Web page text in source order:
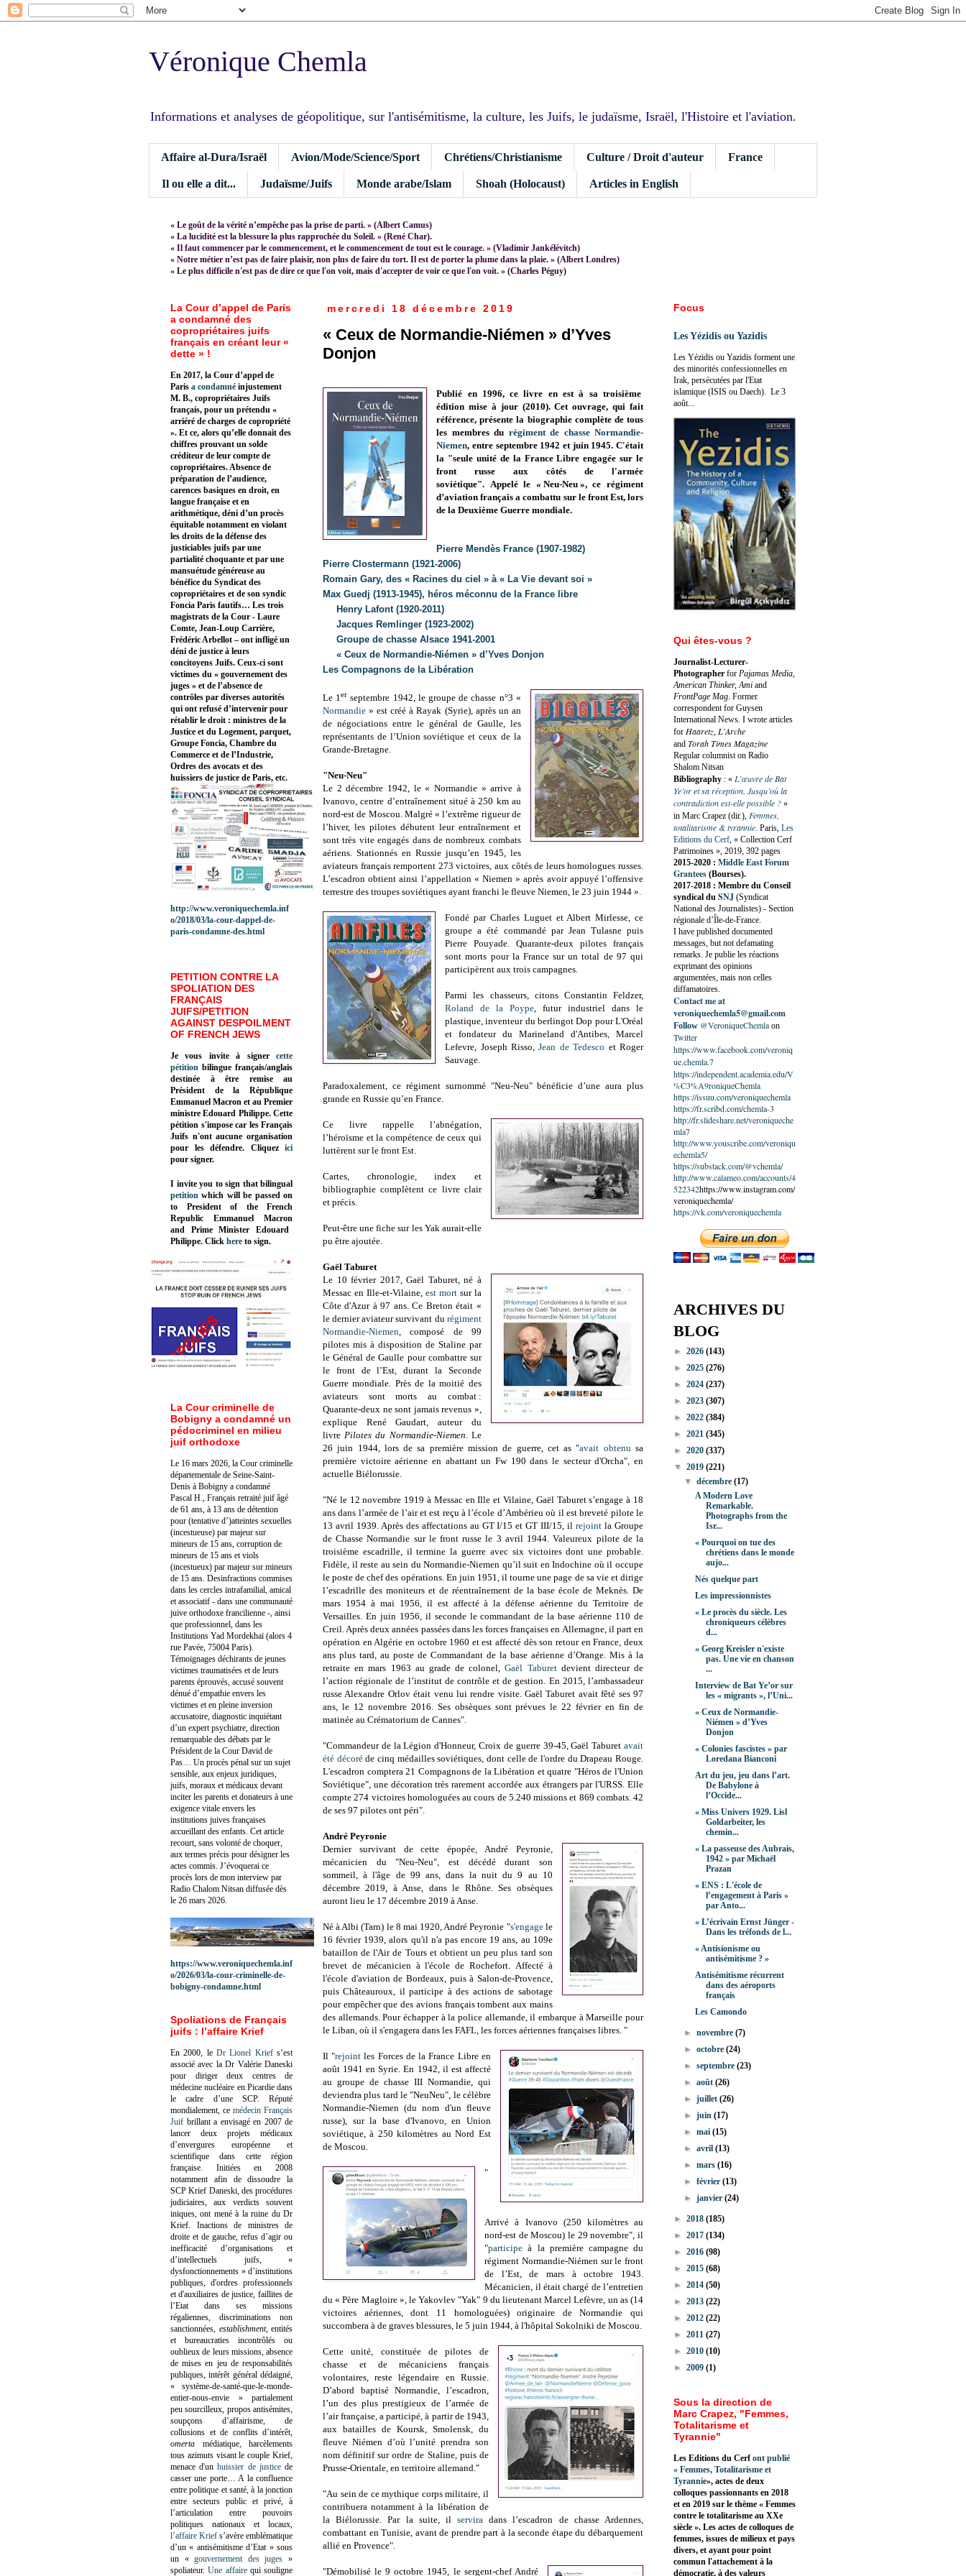
Véronique Chemla
Informations et analyses de géopolitique, sur l'antisémitisme, la culture, les Juifs, le judaïsme, Israël, l'Histoire et l'aviation.
Affaire al-Dura/Israël Avion/Mode/Science/Sport Chrétiens/Christianisme Culture / Droit d'auteur France
Il ou elle a dit... Judaïsme/Juifs Monde arabe/Islam Shoah (Holocaust) Articles in English
« Le goût de la vérité n’empêche pas la prise de parti. » (Albert Camus)
« La lucidité est la blessure la plus rapprochée du Soleil. » (René Char).
« Il faut commencer par le commencement, et le commencement de tout est le courage. » (Vladimir Jankélévitch)
« Notre métier n’est pas de faire plaisir, non plus de faire du tort. Il est de porter la plume dans la plaie. » (Albert Londres)
« Le plus difficile n'est pas de dire ce que l'on voit, mais d'accepter de voir ce que l'on voit. » (Charles Péguy)
mercredi 18 décembre 2019
« Ceux de Normandie-Niémen » d’Yves
Donjon
Publié en 1996, ce livre en est à sa troisième
édition mise à jour (2010). Cet ouvrage, qui fait
référence, présente la biographie complète de tous
les membres du régiment de chasse Normandie-
Niemen, entre septembre 1942 et juin 1945. C'était
la "seule unité de la France Libre engagée sur le
front russe aux côtés de l'armée
soviétique". Appelé le « Neu-Neu », ce régiment
d’aviation français a combattu sur le front Est, lors
de la Deuxième Guerre mondiale.
Pierre Mendès France (1907-1982)
Pierre Clostermann (1921-2006)
Romain Gary, des « Racines du ciel » à « La Vie devant soi »
Max Guedj (1913-1945), héros méconnu de la France libre
Henry Lafont (1920-2011)
Jacques Remlinger (1923-2002)
Groupe de chasse Alsace 1941-2001
« Ceux de Normandie-Niémen » d’Yves Donjon
Les Compagnons de la Libération
Le 1er septembre 1942, le groupe de chasse n°3 «
Normandie » est créé à Rayak (Syrie), après un an
de négociations entre le général de Gaulle, les
représentants de l’Union soviétique et ceux de la
Grande-Bretagne.
"Neu-Neu"
Le 2 décembre 1942, le « Normandie » arrive à
Ivanovo, centre d’entraînement situé à250 kmau
nord-est de Moscou. Malgré « l’extrême rigueur de
l’hiver, les pilotes débutent leur entraînement et
sont très vite engagés dans de nombreux combats
aériens. Stationnés en Russie jusqu’en 1945, les
aviateurs français remportent 273 victoires, aux côtés de leurs homologues russes.
L’escadron obtient ainsi l’appellation « Niemen » après avoir appuyé l’offensive
terrestre des troupes soviétiques ayant franchi le fleuve Niemen, le 23 juin 1944 ».
Fondé par Charles Luguet et Albert Mirlesse, ce
groupe a été commandé par Jean Tulasne puis
Pierre Pouyade. Quarante-deux pilotes français
sont morts pour la France sur un total de 97 qui
participèrent aux trois campagnes.
Parmi les chasseurs, citons Constantin Feldzer,
Roland de la Poype, futur industriel dans le
plastique, inventeur du berlingot Dop pour L'Oréal
et fondateur du Marineland d'Antibes, Marcel
Lefevre, Joseph Risso,Jean de Tedesco et Roger
Sauvage.
Paradoxalement, ce régiment surnommé "Neu-Neu" bénéficie d’une aura plus
grande en Russie qu’en France.
Ce livre rappelle l’abnégation,
l’héroïsme et la compétence de ceux qui
luttèrent sur le front Est.
Cartes, chronologie, index et
bibliographie complètent ce livre clair
et précis.
Peut-être une fiche sur les Yak aurait-elle
pu être ajoutée.
Gaël Taburet
Le 10 février 2017,Gaël Taburet, né à
Messac en Ille-et-Vilaine, est mortsur la
Côte d'Azur à 97 ans. Ce Breton était «
le dernier aviateur survivant du régiment
Normandie-Niemen, composé de 99
pilotes mis à disposition de Staline par
le Général de Gaulle pour combattre sur
le front de l’Est, durant la Seconde
Guerre mondiale. Près de la moitié des
aviateurs sont morts au combat :
Quarante-deux ne sont jamais revenus »,
explique René Gaudart, auteur du
livrePilotes du Normandie-Niemen. Le
26 juin 1944, lors de sa première mission de guerre, cet as "avait obtenusa
première victoire aérienne en abattant un Fw 190 dans le secteur d'Orcha", en
actuelle Biélorussie.
"Né le 12 novembre 1919 à Messac en Ille et Vilaine, Gaël Taburet s’engage à 18
ans dans l’armée de l’air et est reçu à l’école d’Ambérieu où il est breveté pilote le
13 avril 1939. Après des affectations au GT I/15 et GT III/15, ilrejoint la Groupe
de Chasse Normandie sur le front russe le 3 avril 1944. Valeureux pilote de la
troisième escadrille, il termine la guerre avec six victoires dont une probable.
Fidèle, il reste au sein du Normandie-Niemen qu’il suit en Indochine où il occupe
le poste de chef des opérations. En juin 1951, il tourne une page de sa vie et dirige
l’escadrille des moniteurs et de réentraînement de la base école de Meknès. De
mars 1954 à mai 1956, il est affecté à la défense aérienne du Territoire de
Versailles. En juin 1956, il seconde le commandant de la base aérienne 110 de
Creil. Après deux années passées dans les forces françaises en Allemagne, il part en
opération en Algérie en octobre 1960 et est affecté dès son retour en France, deux
ans plus tard, au poste de Commandant de la base aérienne d’Orange. Mis à la
retraite en mars 1963 au grade de colonel,Gaël Taburetdevient directeur de
l’action régionale de l’institut de contrôle et de gestion. En 2015, l’ambassadeur
russe Alexandre Orlov était venu lui rendre visite. Gaël Taburet avait fêté ses 97
ans, le 12 novembre 2016. Ses obsèques sont prévues le 22 février en fin de
matinée au Crématorium de Cannes".
"Commandeur de la Légion d'Honneur, Croix de guerre 39-45, Gaël Taburet avait
été décoréde cinq médailles soviétiques, dont celle de l'ordre du Drapeau Rouge.
L'escadron comptera 21 Compagnons de la Libération et quatre "Héros de l'Union
Soviétique", une décoration très rarement accordée aux étrangers par l'URSS. Elle
compte 274 victoires homologuées au cours de 5.240 missions et 869 combats. 42
de ses 97 pilotes ont péri".
André Peyronie
Dernier survivant de cette épopée, André Peyronie,
mécanicien du "Neu-Neu", est décédédurant son
sommeil, à l'âge de 99 ans, dans la nuit du 9 au 10
décembre 2019, à Anse, dans le Rhône. Ses obsèques
auront lieu le 17 décembre 2019 à Anse.
Né à Albi (Tarn) le 8 mai 1920, André Peyronie "s'engagele
16 février 1939, alors qu'il n'a pas encore 19 ans, au 109e
bataillon de l'Air de Tours et obtient un peu plus tard son
brevet de mécanicien à l'école de Rochefort. Affecté à
l'école d'aviation de Bordeaux, puis à Salon-de-Provence,
puis Châteauroux, il participe à des actions de sabotage
pour empêcher que des avions français tombent aux mains
des allemands. Pour échapper à la police allemande, il embarque à Marseille pour
le Liban, où il s'engagera dans les FAFL, les forces aériennes françaises libres. "
Il "rejoint les Forces de la France Libre en
août 1941 en Syrie.En 1942, il est affecté
au groupe de chasse III Normandie, qui
deviendra plus tard le "NeuNeu", le célèbre
Normandie-Niemen (du nom d'un fleuve
russe), sur la base d'Ivanovo, en Union
soviétique, à 250 kilomètres au Nord Est
de Moscou.
"
Arrivé à Ivanovo (250 kilomètres au
nord-est de Moscou) le 29 novembre", il
"participe à la première campagne du
régiment Normandie-Niémen sur le front
de l’Est, de mars à octobre 1943.
Mécanicien, il était chargé de l’entretien
du« Père Magloire », le Yakovlev "Yak" 9 du lieutenant Marcel Lefèvre, un as(14
victoires aériennes, dont 11 homologuées)originaire de Normandie qui
succombera à de graves blessures, le 5 juin 1944, à l'hôpital Sokolniki de Moscou.
Cette unité, constituée de pilotes de
chasse et de mécaniciens français
volontaires, reste légendaire en Russie.
D’abord baptisé Normandie, l’escadron,
l’un des plus prestigieux de l’armée de
l’air française, a participé, à partir de 1943,
aux batailles de Koursk, Smolensk, du
fleuve Niémen d’où l’unité prendra son
nom définitif sur ordre de Staline, puis de
Prusse-Orientale, en territoire allemand."
"Au sein de ce mythique corps militaire, il
contribuera notamment à la libération de
la Biélorussie. Par la suite, ilservira dans l’escadron de chasse Ardennes,
combattant en Tunisie, avant de prendre part à la seconde étape du débarquement
allié en Provence".
"Démobilisé le 9 octobre 1945, le sergent-chef André
La Cour d’appel de Paris
a condamné des
copropriétaires juifs
français en créant leur «
dette » !
En 2017, la Cour d’appel de
Paris a condamné injustement
M. B., copropriétaires Juifs
français, pour un prétendu «
arriéré de charges de copropriété
». Et ce, alors qu’elle donnait des
chiffres prouvant un solde
créditeur de leur compte de
copropriétaires. Absence de
préparation de l’audience,
carences basiques en droit, en
langue française et en
arithmétique, déni d’un procès
équitable notamment en violant
les droits de la défense des
justiciables juifs par une
partialité choquante et par une
mansuétude généreuse au
bénéfice du Syndicat des
copropriétaires et de son syndic
Foncia Paris fautifs… Les trois
magistrats de la Cour - Laure
Comte, Jean-Loup Carrière,
Frédéric Arbellot – ont infligé un
déni de justice à leurs
concitoyens Juifs. Ceux-ci sont
victimes du « gouvernement des
juges » et de l’absence de
contrôles par diverses autorités
qui ont refusé d’intervenir pour
rétablir le droit : ministres de la
Justice et du Logement, parquet,
Groupe Foncia, Chambre du
Commerce et de l’Industrie,
Ordres des avocats et des
huissiers de justice de Paris, etc.
http://www.veroniquechemla.inf
o/2018/03/la-cour-dappel-de-
paris-condamne-des.html
PETITION CONTRE LA
SPOLIATION DES
FRANÇAIS
JUIFS/PETITION
AGAINST DESPOILMENT
OF FRENCH JEWS
Je vous invite à signer cette
pétition bilingue français/anglais
destinée à être remise au
Président de la République
Emmanuel Macron et au Premier
ministre Edouard Philippe. Cette
pétition s'impose car les Français
Juifs n'ont aucune organisation
pour les défendre. Cliquez
ici
pour signer.
I invite you to sign that bilingual
petition which will be passed on
to President of the French
Republic Emmanuel Macron
and Prime Minister Edouard
Philippe. Click here to sign.
La Cour criminelle de
Bobigny a condamné un
pédocriminel en milieu
juif orthodoxe
Le 16 mars 2026, la Cour criminelle
départementale de Seine-Saint-
Denis à Bobigny a condamné
Pascal H., Français retraité juif âgé
de 61 ans, à 13 ans de détention
pour (tentative d’)atteintes sexuelles
(incestueuse) par majeur sur
mineurs de 15 ans, corruption de
mineurs de 15 ans et viols
(incestueux) par majeur sur mineurs
de 15 ans. Desinfractions commises
dans les cercles intrafamilial, amical
et associatif - dans une communauté
juive orthodoxe francilienne -, ainsi
que professionnel, dans les
Institutions Yad Mordekhaï (alors 4
rue Pavée, 75004 Paris).
Témoignages déchirants de jeunes
victimes traumatisées et de leurs
parents éprouvés, accusé souvent
dénué d’empathie envers les
victimes et en pleine inversion
accusatoire, diagnostic inquiétant
d’un expert psychiatre, direction
remarquable des débats par le
Président de la Cour David de
Pas… Un procès pénal sur un sujet
sensible, aux enjeux juridiques,
juifs, moraux et médicaux devant
inciter les parents et donateurs à une
exigence vitale envers les
institutions juives françaises
accueillant des enfants. Cet article
recourt, sans volonté de choquer,
aux termes précis pour désigner les
actes commis. J’évoquerai ce
procès lors de mon interview par
Radio Chalom Nitsan diffusée dès
le 26 mars 2026.
https://www.veroniquechemla.inf
o/2026/03/la-cour-criminelle-de-
bobigny-condamne.html
Spoliations de Français
juifs : l’affaire Krief
En 2000, le Dr Lionel Kriefs’est
associé avec la Dr Valérie Daneski
pour diriger deux centres de
médecine nucléaire en Picardie dans
le cadre d’une SCP. Réputé
mondialement, ce médecin Français
Juif brillant a envisagé en 2007 de
lancer deux projets médicaux
d’envergures européenne et
scientifique dans cette région
française. Initiées en 2008
notamment afin de dissoudre la
SCP Krief Daneski, des procédures
judiciaires, aux verdicts souvent
iniques, ont mené à la ruine du Dr
Krief. Inactions de ministres de
droite et de gauche, refus d’agir ou
inefficacité d’organisations et
d’intellectuels juifs, «
dysfonctionnements » d’institutions
publiques, d'ordres professionnels
et d'auxiliaires de justice, faillites de
l’Etat dans ses missions
régaliennes, discriminations non
sanctionnées, establishment, entités
et bureaucraties incontrôlés ou
oublieux de leurs missions, absence
de mises en jeu de responsabilités
publiques, intérêt général dédaigné,
« système-de-santé-que-le-monde-
entier-nous-envie » partialement
peu sourcilleux, propos antisémites,
soupçons d’affairisme, de
collusions et de conflits d’intérêt,
omerta médiatique, harcèlements
tous azimuts visant le couple Krief,
menace d'unhuissier de justicede
casser une porte… A la confluence
entre politique et santé, à la jonction
entre secteurs public et privé, à
l’articulation entre pouvoirs
politiques nationaux et locaux,
l’affaire Krief s’avère emblématique
d’un « antisémitisme d’Etat » sous
un «gouvernement des juges »
spoliateur.Une affairequi souligne
Focus
Les Yézidis ou Yazidis
Les Yézidis ou Yazidis forment une
des minorités confessionnelles en
Irak, persécutées par l'Etat
islamique (ISIS ou Daech). Le 3
août...
Qui êtes-vous ?
Journalist-Lecturer-
Photographer for Pajamas Media,
American Thinker, Ami and
FrontPage Mag. Former
correspondent for Guysen
International News. I wrote articles
for Haaretz, L'Arche
and Torah Times Magazine
Regular columnist on Radio
Shalom Nitsan
Bibliography : « L’œuvre de Bat
Ye’or et sa réception. Jusqu’où la
contradiction est-elle possible ? »
in Marc Crapez (dir.), Femmes,
totalitarisme & tyrannie. Paris, Les
Editions du Cerf, « Collection Cerf
Patrimoines », 2019, 392 pages
2015-2020 : Middle East Forum
Grantees (Bourses).
2017-2018 : Membre du Conseil
syndical du SNJ (Syndicat
National des Journalistes) - Section
régionale d’Île-de-France.
I have published documented
messages, but not defamating
remarks. Je publie les réactions
exprimant des opinions
argumentées, mais non celles
diffamatoires.
Contact me at
veroniquechemla5@gmail.com
Follow @VeroniqueChemlaon
Twitter
https://www.facebook.com/veroniq
ue.chemla.7
https://independent.academia.edu/V
%C3%A9roniqueChemla
https://issuu.com/veroniquechemla
https://fr.scribd.com/chemla-3
http://fr.slideshare.net/veroniqueche
mla7
http://www.youscribe.com/veroniqu
echemla5/
https://substack.com/@vchemla/
http://www.calameo.com/accounts/4
522342https://www.instagram.com/
veroniquechemla/
https://vk.com/veroniquechemla
ARCHIVES DU
BLOG
► 2026 (143)
► 2025 (276)
► 2024 (237)
► 2023 (307)
► 2022 (384)
► 2021 (345)
► 2020 (337)
▼ 2019 (221)
▼décembre(17)
A Modern Love
Remarkable.
Photographs from the
Isr...
« Pourquoi on tue des
chrétiens dans le monde
aujo...
Nés quelque part
Les impressionnistes
« Le procès du siècle. Les
chroniqueurs célèbres
d...
« Georg Kreisler n'existe
pas. Une vie en chanson
...
Interview de Bat Ye’or sur
les « migrants », l’Uni...
« Ceux de Normandie-
Niémen » d’Yves
Donjon
« Colonies fascistes » par
Loredana Bianconi
Art du jeu, jeu dans l’art.
De Babylone à
l’Occide...
« Miss Univers 1929. Lisl
Goldarbeiter, les
chemin...
« La passeuse des Aubrais,
1942 » par Michaël
Prazan
« ENS : L'école de
l’engagement à Paris »
par Anto...
« L’écrivain Ernst Jünger -
Dans les tréfonds de l...
« Antisionisme ou
antisémitisme ? »
Antisémitisme récurrent
dans des aéroports
français
Les Camondo
►novembre(7)
►octobre(24)
►septembre(23)
►août(26)
►juillet(26)
►juin(17)
►mai(15)
►avril(13)
►mars(16)
►février(13)
►janvier(24)
► 2018 (185)
► 2017 (134)
► 2016 (98)
► 2015 (68)
► 2014 (50)
► 2013 (22)
► 2012 (22)
► 2011 (27)
► 2010 (10)
► 2009 (1)
Sous la direction de
Marc Crapez, "Femmes,
Totalitarisme et
Tyrannie"
Les Editions du Cerfont publié
« Femmes, Totalitarisme et
Tyrannie», actes de deux
colloques passionnants en 2018
et en 2019 sur le thème « Femmes
contre le totalitarisme au XXe
siècle ». Les actes de colloques de
femmes, issues de milieux et pays
divers, et ayant pour point
commun l'attachement à la
démocratie, à des valeurs